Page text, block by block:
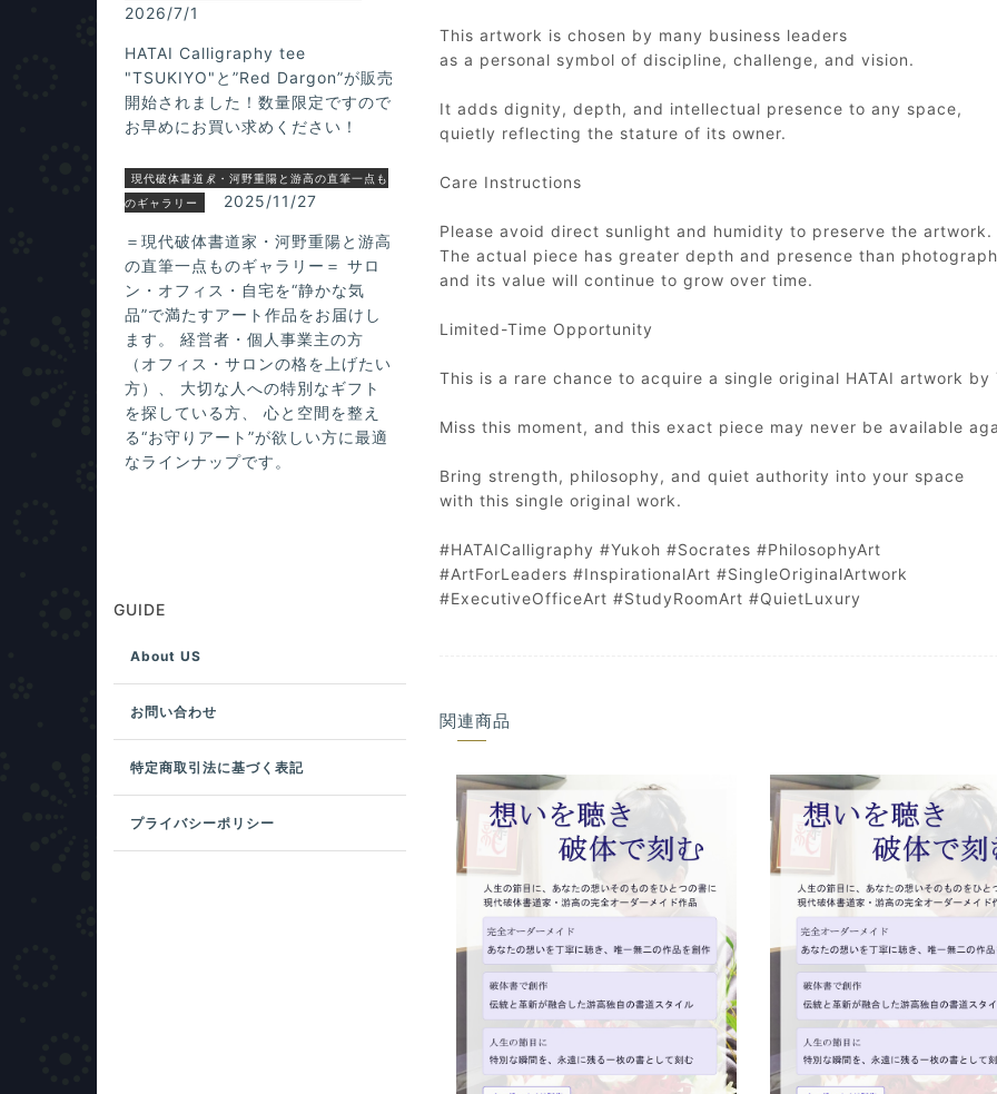
This artwork is chosen by many business leaders
as a personal symbol of discipline, challenge, and vision.
It adds dignity, depth, and intellectual presence to any space,
quietly reflecting the stature of its owner.
Care Instructions
Please avoid direct sunlight and humidity to preserve the artwork.
The actual piece has greater depth and presence than
and its value will continue to grow over time.
Limited-Time Opportunity
This is a rare chance to acquire a single original HATAI artwork
Miss this moment, and this exact piece may never be available
Bring strength, philosophy, and quiet authority into your space
with this single original work.
#HATAICalligraphy #Yukoh #Socrates #PhilosophyArt
#ArtForLeaders #InspirationalArt #SingleOriginalArtwork
#ExecutiveOfficeArt #StudyRoomArt #QuietLuxury
関連商品
2026/7/1
HATAI Calligraphy tee
"TSUKIYO"と”Red Dargon”が販売
開始されました！数量限定ですので
お早めにお買い求めください！
現代破体書道家・河野重陽と游高の直筆一点も
のギャラリー
2025/11/27
＝現代破体書道家・河野重陽と游高
の直筆一点ものギャラリー＝ サロ
ン・オフィス・自宅を“静かな気
品”で満たすアート作品をお届けし
ます。 経営者・個人事業主の方
（オフィス・サロンの格を上げたい
方）、 大切な人への特別なギフト
を探している方、 心と空間を整え
る“お守りアート”が欲しい方に最適
なラインナップです。
GUIDE
About US
お問い合わせ
特定商取引法に基づく表記
プライバシーポリシー